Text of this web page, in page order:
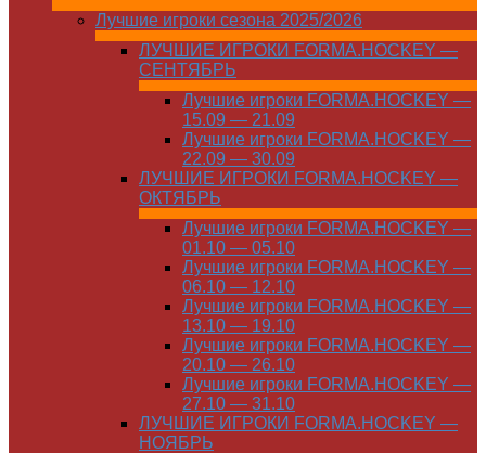
Лучшие игроки сезона 2025/2026
ЛУЧШИЕ ИГРОКИ FORMA.HOCKEY —
СЕНТЯБРЬ
Лучшие игроки FORMA.HOCKEY —
15.09 — 21.09
Лучшие игроки FORMA.HOCKEY —
22.09 — 30.09
ЛУЧШИЕ ИГРОКИ FORMA.HOCKEY —
ОКТЯБРЬ
Лучшие игроки FORMA.HOCKEY —
01.10 — 05.10
Лучшие игроки FORMA.HOCKEY —
06.10 — 12.10
Лучшие игроки FORMA.HOCKEY —
13.10 — 19.10
Лучшие игроки FORMA.HOCKEY —
20.10 — 26.10
Лучшие игроки FORMA.HOCKEY —
27.10 — 31.10
ЛУЧШИЕ ИГРОКИ FORMA.HOCKEY —
НОЯБРЬ